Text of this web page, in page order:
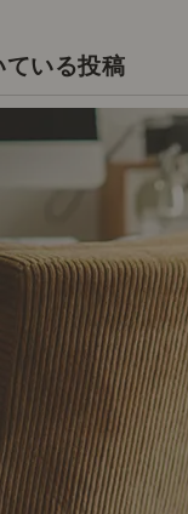
ている投稿